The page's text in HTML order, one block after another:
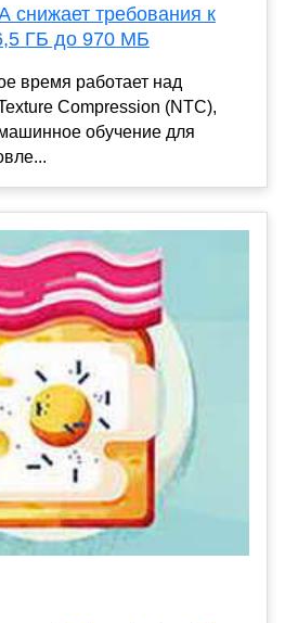
снижает требования к
ГБ до 970 МБ
время работает над
Compression (NTC),
обучение для